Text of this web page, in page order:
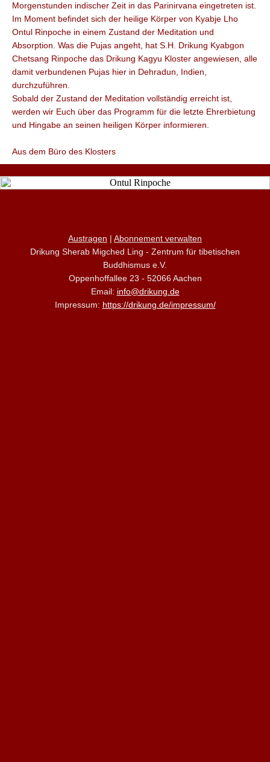
Morgenstunden indischer Zeit in das Parinirvana eingetreten ist.
Im Moment befindet sich der heilige Körper von Kyabje Lho
Ontul Rinpoche in einem Zustand der Meditation und
Absorption. Was die Pujas angeht, hat S.H. Drikung Kyabgon
Chetsang Rinpoche das Drikung Kagyu Kloster angewiesen, alle
damit verbundenen Pujas hier in Dehradun, Indien,
durchzuführen.
Sobald der Zustand der Meditation vollständig erreicht ist,
werden wir Euch über das Programm für die letzte Ehrerbietung
und Hingabe an seinen heiligen Körper informieren.
Aus dem Büro des Klosters
Austragen | Abonnement verwalten
Drikung Sherab Migched Ling - Zentrum für tibetischen
Buddhismus e.V.
Oppenhoffallee 23 - 52066 Aachen
Email: info@drikung.de
Impressum: https://drikung.de/impressum/